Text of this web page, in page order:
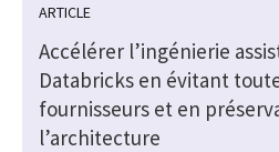
ARTICLE
Accélérer l’ingénierie
Databricks en évitant
fournisseurs et en
l’architecture